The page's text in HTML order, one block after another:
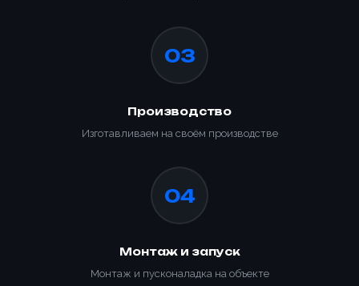
03
Производство
Изготавливаем на своём производстве
04
Монтаж и запуск
Монтаж и пусконаладка на объекте